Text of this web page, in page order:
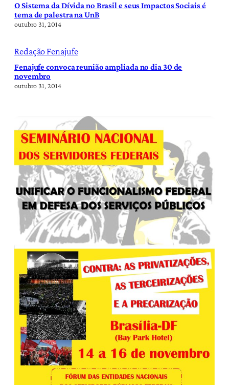
O Sistema da Dívida no Brasil e seus Impactos Sociais é
tema de palestra na UnB
outubro 31, 2014
Redação Fenajufe
Fenajufe convoca reunião ampliada no dia 30 de
novembro
outubro 31, 2014